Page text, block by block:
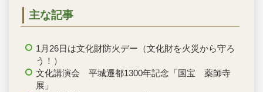
主な記事
1月26日は文化財防火デー（文化財を火災から守ろ
う！）
文化講演会 平城遷都1300年記念「国宝 薬師寺
展」